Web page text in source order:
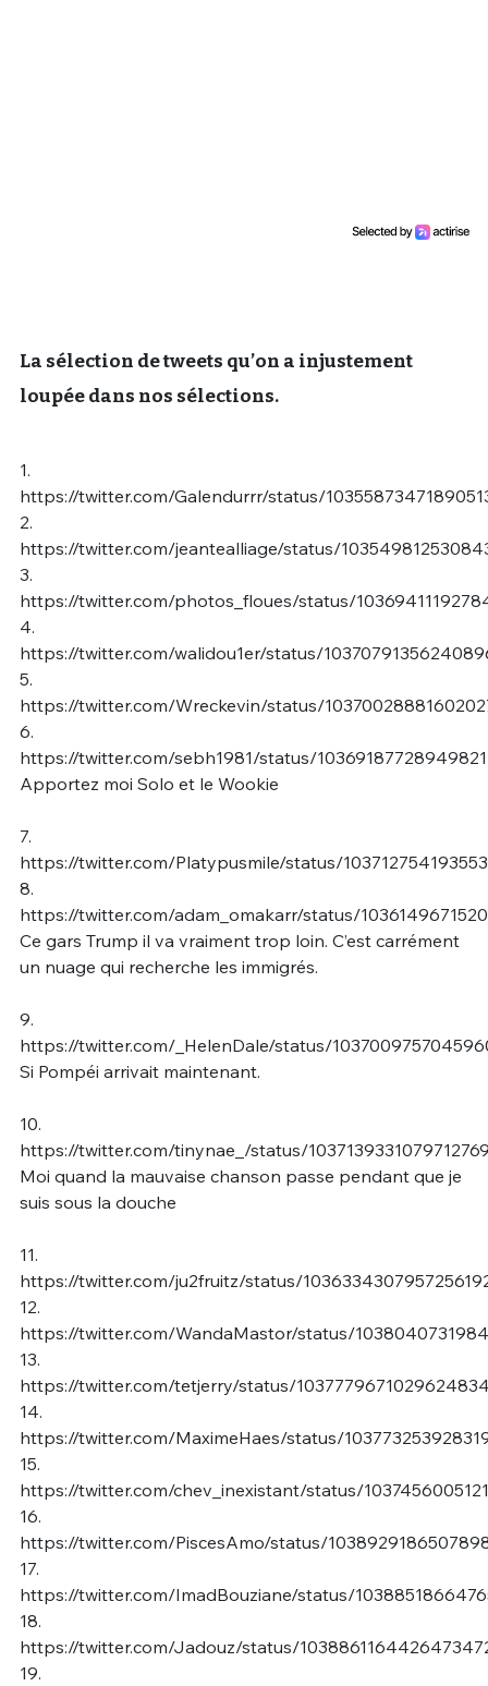
La sélection de tweets qu’on a injustement
loupée dans nos sélections.
1.
https://twitter.com/Galendurrr/status/
2.
https://twitter.com/jeantealliage/status/
3.
https://twitter.com/photos_floues/status/
4.
https://twitter.com/walidou1er/status/
5.
https://twitter.com/Wreckevin/status/
6.
https://twitter.com/sebh1981/status/
Apportez moi Solo et le Wookie
7.
https://twitter.com/Platypusmile/status/
8.
https://twitter.com/adam_omakarr/status/
Ce gars Trump il va vraiment trop loin. C’est carrément
un nuage qui recherche les immigrés.
9.
https://twitter.com/_HelenDale/status/
Si Pompéi arrivait maintenant.
10.
https://twitter.com/tinynae_/status/
Moi quand la mauvaise chanson passe pendant que je
suis sous la douche
11.
https://twitter.com/ju2fruitz/status/
12.
https://twitter.com/WandaMastor/status/
13.
https://twitter.com/tetjerry/status/
14.
https://twitter.com/MaximeHaes/status/
15.
https://twitter.com/chev_inexistant/status/
16.
https://twitter.com/PiscesAmo/status/
17.
https://twitter.com/ImadBouziane/status/
18.
https://twitter.com/Jadouz/status/
19.